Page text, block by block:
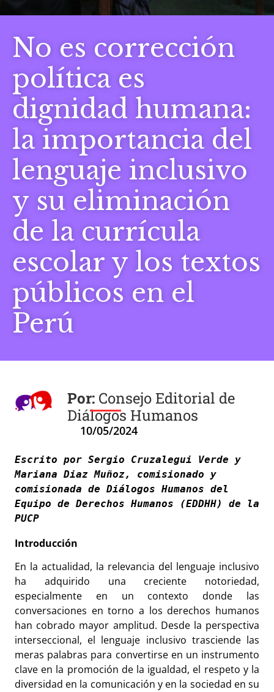
No es corrección
política es
dignidad humana:
la importancia del
lenguaje inclusivo
y su eliminación
de la currícula
escolar y los textos
públicos en el
Perú
Consejo Editorial de
Diálogos Humanos
Escrito por Sergio Cruzalegui Verde y
Mariana Diaz Muñoz, comisionado y
comisionada de Diálogos Humanos del
Equipo de Derechos Humanos (EDDHH) de la
PUCP
Introducción
En la actualidad, la relevancia del lenguaje inclusivo
ha adquirido una creciente notoriedad,
especialmente en un contexto donde las
conversaciones en torno a los derechos humanos
han cobrado mayor amplitud. Desde la perspectiva
interseccional, el lenguaje inclusivo trasciende las
meras palabras para convertirse en un instrumento
clave en la promoción de la igualdad, el respeto y la
diversidad en la comunicación y en la sociedad en su
10/05/2024